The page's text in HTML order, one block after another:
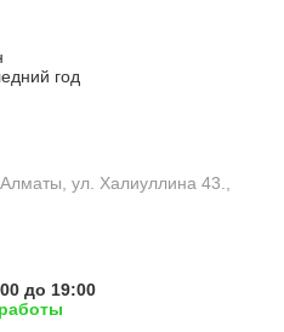
год
Алматы, ул. Халиуллина 43.,
до 19:00